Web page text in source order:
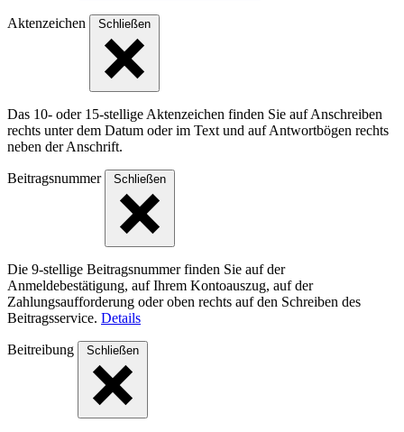
Aktenzeichen Schließen
Das 10- oder 15-stellige Akten­zeichen finden Sie auf Anschreiben
rechts unter dem Datum oder im Text und auf Antwort­bögen rechts
neben der Anschrift.
Beitragsnummer Schließen
Die 9-stellige Beitragsnummer finden Sie auf der
Anmeldebestätigung, auf Ihrem Kontoauszug, auf der
Zahlungsaufforderung oder oben rechts auf den Schreiben des
Beitragsservice. Details
Beitreibung Schließen